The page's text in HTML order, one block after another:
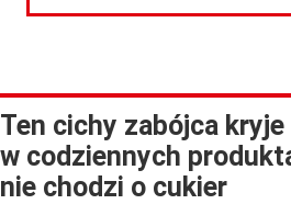
Ten cichy zabójca kryje
w codziennych
nie chodzi o cukier